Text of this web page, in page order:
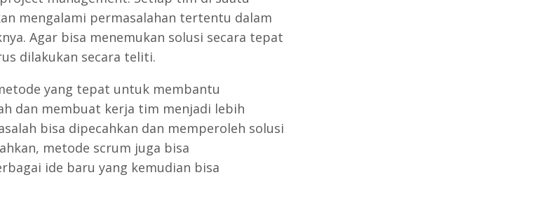
mengalami permasalahan tertentu dalam
Agar bisa menemukan solusi secara tepat
dilakukan secara teliti.
yang tepat untuk membantu
dan membuat kerja tim menjadi lebih
bisa dipecahkan dan memperoleh solusi
metode scrum juga bisa
ide baru yang kemudian bisa